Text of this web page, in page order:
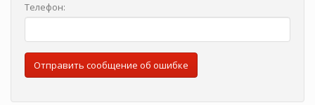
Телефон:
Отправить сообщение об ошибке